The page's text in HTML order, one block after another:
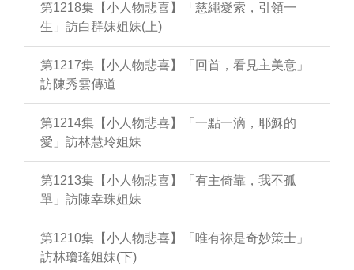
第1218集【小人物悲喜】「慈繩愛索，引領一
生」訪白群妹姐妹(上)
第1217集【小人物悲喜】「回首，看見主美意」
訪陳秀雲傳道
第1214集【小人物悲喜】「一點一滴，耶穌的
愛」訪林慧玲姐妹
第1213集【小人物悲喜】「有主倚靠，我不孤
單」訪陳幸珠姐妹
第1210集【小人物悲喜】「唯有祢是奇妙策士」
訪林瓊瑤姐妹(下)